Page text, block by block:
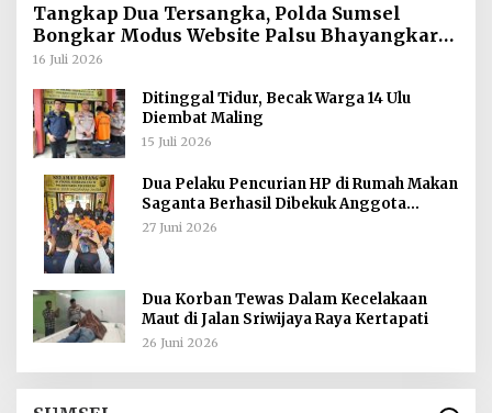
Tangkap Dua Tersangka, Polda Sumsel
Bongkar Modus Website Palsu Bhayangkara
Run
16 Juli 2026
Ditinggal Tidur, Becak Warga 14 Ulu
Diembat Maling
15 Juli 2026
Dua Pelaku Pencurian HP di Rumah Makan
Saganta Berhasil Dibekuk Anggota
Polsekta SU II Palembang !!
27 Juni 2026
Dua Korban Tewas Dalam Kecelakaan
Maut di Jalan Sriwijaya Raya Kertapati
26 Juni 2026
Operasional Galian Tanpa Izin di Sekitar
Jembatan Sei Siarak, Desa Tanah Abang
Di Berita, Sumsel